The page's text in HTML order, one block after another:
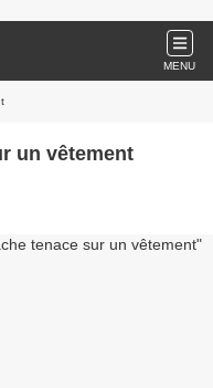
MENU
un vêtement